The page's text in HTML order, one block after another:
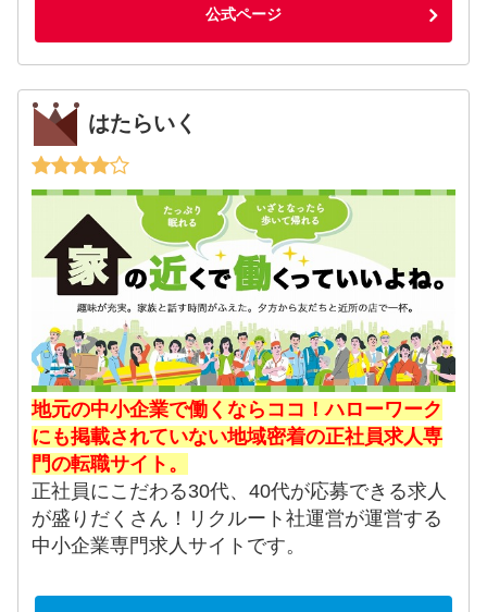
公式ページ
はたらいく
地元の中小企業で働くならココ！ハローワーク
にも掲載されていない地域密着の正社員求人専
門の転職サイト。
正社員にこだわる30代、40代が応募できる求人
が盛りだくさん！リクルート社運営が運営する
中小企業専門求人サイトです。